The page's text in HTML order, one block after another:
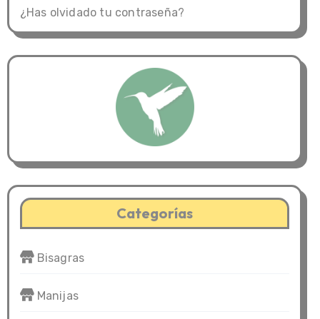
¿Has olvidado tu contraseña?
Categorías
Bisagras
Manijas